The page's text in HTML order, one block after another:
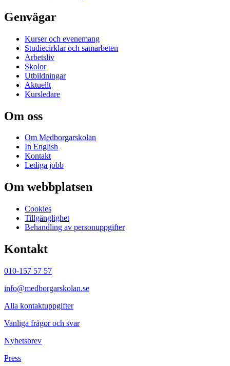
Genvägar
Kurser och evenemang
Studiecirklar och samarbeten
Arbetsliv
Skolor
Utbildningar
Aktuellt
Kursledare
Om oss
Om Medborgarskolan
In English
Kontakt
Lediga jobb
Om webbplatsen
Cookies
Tillgänglighet
Behandling av personuppgifter
Kontakt
010-157 57 57
info@medborgarskolan.se
Alla kontaktuppgifter
Vanliga frågor och svar
Nyhetsbrev
Press